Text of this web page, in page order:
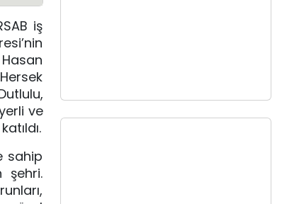
iş
Hasan
ve
sahip
şehri.